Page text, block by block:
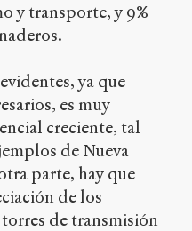
y transporte, y 9%
ya que
es muy
creciente, tal
de Nueva
parte, hay que
de los
de transmisión